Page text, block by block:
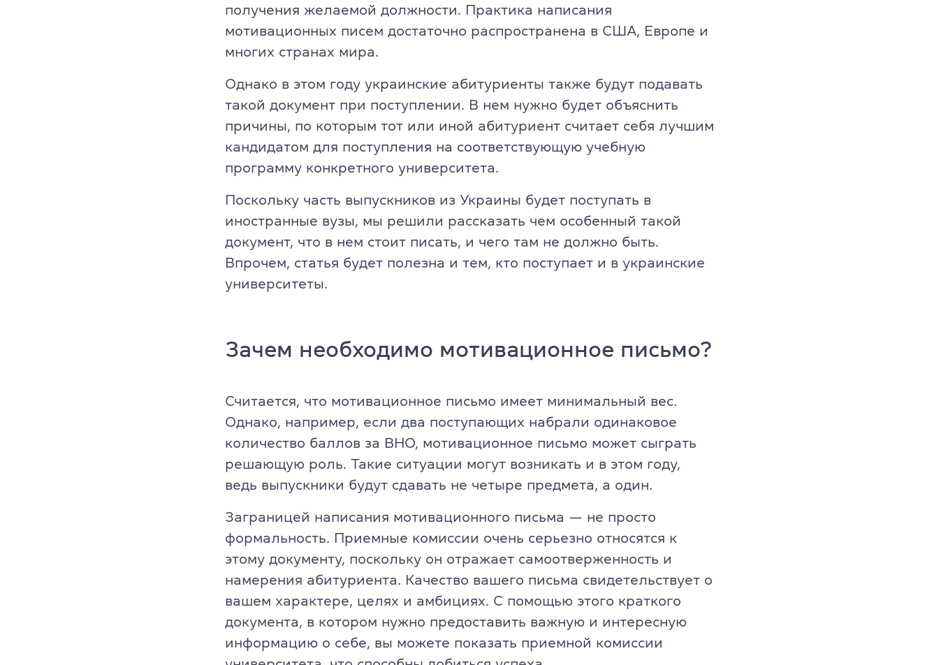
Платформа Grade University
НМТ
FCE, CAE, CPE (для взрослых)
TKT (для преподавателей)
TOEFL iBT
Партнерская программа
О компании
Лицензия
Преподаватели
Английский для детей 11-12 лет
Летний экспресс-курс для детей 11-12 лет
Все модули DELTA
DELTA Module 1
Подготовка к TKT
TKT Module 3
Экзамены Cambridge English
YLE Starters, Movers, Flyers
A2 Key (KET) + for Schools
B1 Preliminary (PET) + for Schools
C1 Advanced (CAE)
TKT Modules 1, 2, 3, YL, CLIL
получения желаемой должности. Практика написания
мотивационных писем достаточно распространена в США, Европе и
многих странах мира.
Однако в этом году украинские абитуриенты также будут подавать
такой документ при поступлении. В нем нужно будет объяснить
причины, по которым тот или иной абитуриент считает себя лучшим
кандидатом для поступления на соответствующую учебную
программу конкретного университета.
Поскольку часть выпускников из Украины будет поступать в
иностранные вузы, мы решили рассказать чем особенный такой
документ, что в нем стоит писать, и чего там не должно быть.
Впрочем, статья будет полезна и тем, кто поступает и в украинские
университеты.
Зачем необходимо мотивационное письмо?
Считается, что мотивационное письмо имеет минимальный вес.
Однако, например, если два поступающих набрали одинаковое
количество баллов за ВНО, мотивационное письмо может сыграть
решающую роль. Такие ситуации могут возникать и в этом году,
ведь выпускники будут сдавать не четыре предмета, а один.
Заграницей написания мотивационного письма — не просто
формальность. Приемные комиссии очень серьезно относятся к
этому документу, поскольку он отражает самоотверженность и
намерения абитуриента. Качество вашего письма свидетельствует о
вашем характере, целях и амбициях. С помощью этого краткого
документа, в котором нужно предоставить важную и интересную
информацию о себе, вы можете показать приемной комиссии